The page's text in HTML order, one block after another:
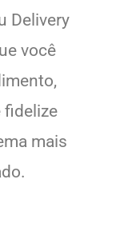
Delivery
você
fidelize
mais